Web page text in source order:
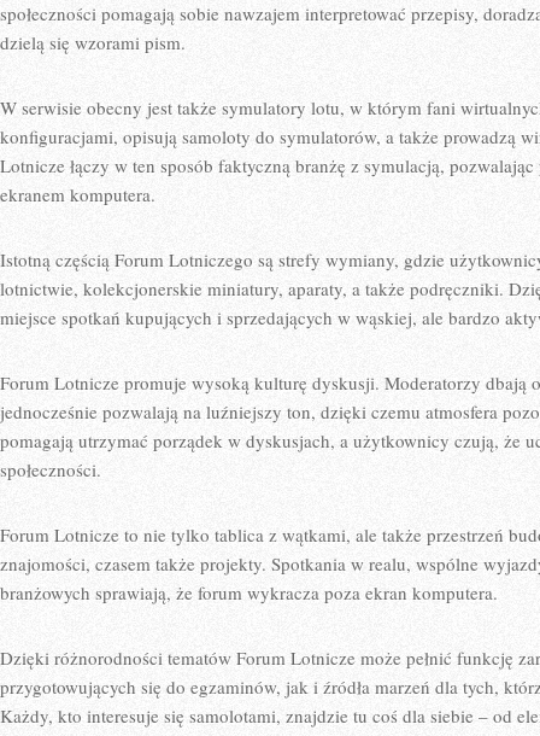
społeczności pomagają sobie nawzajem interpretować przepisy,
dzielą się wzorami pism.
W serwisie obecny jest także symulatory lotu, w którym fani
konfiguracjami, opisują samoloty do symulatorów, a także prowadzą
Lotnicze łączy w ten sposób faktyczną branżę z symulacją,
ekranem komputera.
Istotną częścią Forum Lotniczego są strefy wymiany, gdzie
lotnictwie, kolekcjonerskie miniatury, aparaty, a także podręczniki.
miejsce spotkań kupujących i sprzedających w wąskiej, ale bardzo
Forum Lotnicze promuje wysoką kulturę dyskusji. Moderatorzy dbają
jednocześnie pozwalają na luźniejszy ton, dzięki czemu atmosfera
pomagają utrzymać porządek w dyskusjach, a użytkownicy czują, że
społeczności.
Forum Lotnicze to nie tylko tablica z wątkami, ale także przestrzeń
znajomości, czasem także projekty. Spotkania w realu, wspólne
branżowych sprawiają, że forum wykracza poza ekran komputera.
Dzięki różnorodności tematów Forum Lotnicze może pełnić funkcję
przygotowujących się do egzaminów, jak i źródła marzeń dla tych,
Każdy, kto interesuje się samolotami, znajdzie tu coś dla siebie – od